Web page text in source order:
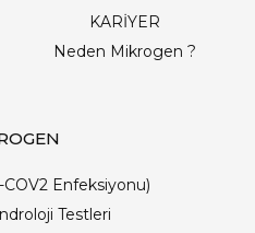
KARİYER
Neden Mikrogen ?
COV2 Enfeksiyonu)
Testleri